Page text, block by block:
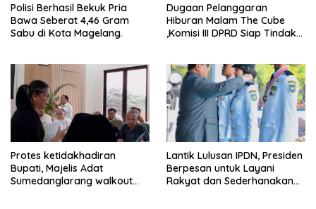
Polisi Berhasil Bekuk Pria
Bawa Seberat 4,46 Gram
Sabu di Kota Magelang.
Dugaan Pelanggaran
Hiburan Malam The Cube
,Komisi III DPRD Siap Tindak
Protes ketidakhadiran
Bupati, Majelis Adat
Sumedanglarang walkout
Lantik Lulusan IPDN, Presiden
Berpesan untuk Layani
Rakyat dan Sederhanakan